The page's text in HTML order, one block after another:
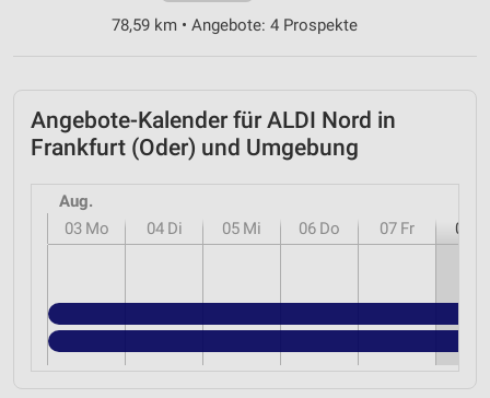
78,59 km • Angebote: 4 Prospekte
Angebote-Kalender für ALDI Nord in
Frankfurt (Oder) und Umgebung
Aug.
03 Mo 04 Di 05 Mi 06 Do 07 Fr 08
Geräte anhand von aktiv angeforderten
Informationen identifizieren
Performance
Funktional
Werbung